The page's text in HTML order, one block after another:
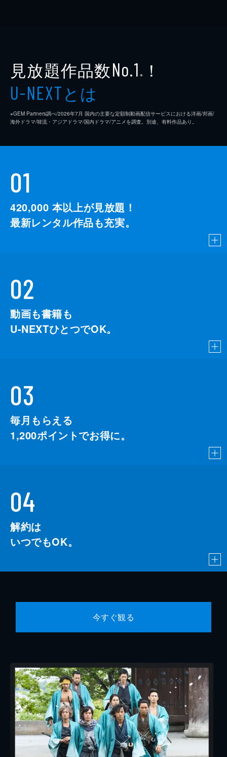
見放題作品数No.1 ※ ！
U-NEXTとは
※GEM Partners調べ/2026年7⽉ 国内の主要な定額制動画配信サービスにおける洋画/邦画/
海外ドラマ/韓流・アジアドラマ/国内ドラマ/アニメを調査。別途、有料作品あり。
01
420,000 本以上が見放題！
最新レンタル作品も充実。
02
動画も書籍も
U-NEXTひとつでOK。
03
毎月もらえる
1,200ポイントでお得に。
04
解約は
いつでもOK。
今すぐ観る